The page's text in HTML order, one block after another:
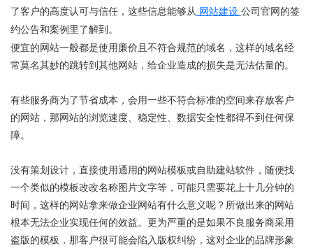
了客户的高度认可与信任，这些信息能够从 网站建设 公司官网的签
约公告和案例里了解到。
便宜的网站一般都是使用廉价且不符合规范的域名，这样的域名经
常莫名其妙的跳转到其他网站，给企业造成的损失是无法估量的。
有些服务商为了节省成本，会用一些不符合标准的空间来存放客户
的网站，那网站的浏览速度、稳定性、数据安全性都得不到任何保
障。
没有策划设计，直接使用通用的网站模板或自助建站软件，随便找
一个类似的模板改改名称图片文字等，可能只需要花上十几分钟的
时间，这样的网站拿来做企业网站有什么意义呢？所做出来的网站
根本无法企业实现任何的效益。更为严重的是如果不良服务商采用
盗版的模板，那客户很可能会陷入版权纠纷，这对企业的品牌形象